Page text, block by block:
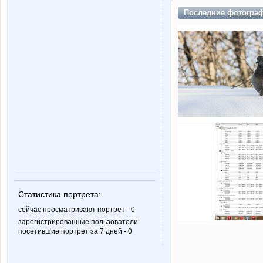
Статистика портрета:
сейчас просматривают портрет - 0
зарегистрированные пользователи
посетившие портрет за 7 дней - 0
Последние